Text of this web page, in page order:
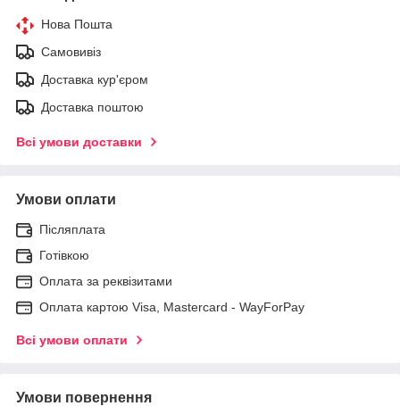
Нова Пошта
Самовивіз
Доставка кур'єром
Доставка поштою
Всі умови доставки
Умови оплати
Післяплата
Готівкою
Оплата за реквізитами
Оплата картою Visa, Mastercard - WayForPay
Всі умови оплати
Умови повернення